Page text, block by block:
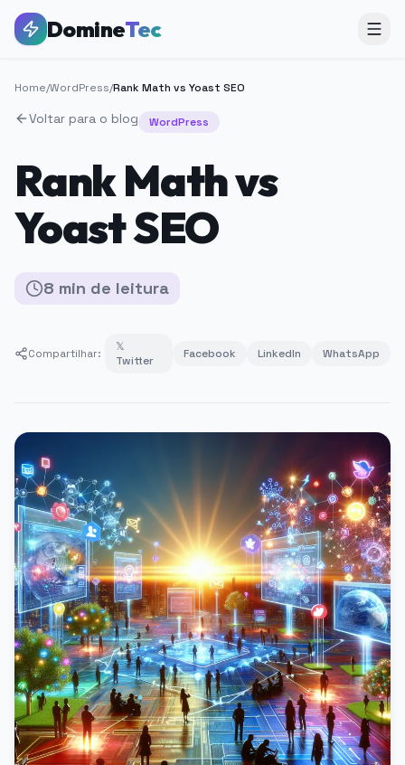
DomineTec
Home/WordPress/Rank Math vs Yoast SEO
Voltar para o blog WordPress
Rank Math vs
Yoast SEO
8 min de leitura
Compartilhar:
𝕏
Twitter
Facebook LinkedIn WhatsApp